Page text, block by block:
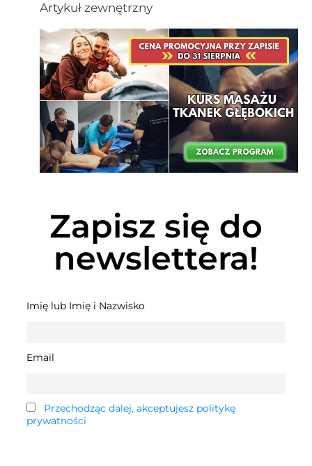
Artykuł zewnętrzny
Zapisz się do
newslettera!
Imię lub Imię i Nazwisko
Email
Przechodząc dalej, akceptujesz politykę
prywatności